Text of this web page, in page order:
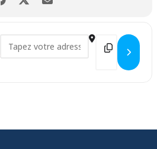
Address - Café des parents []
Destination